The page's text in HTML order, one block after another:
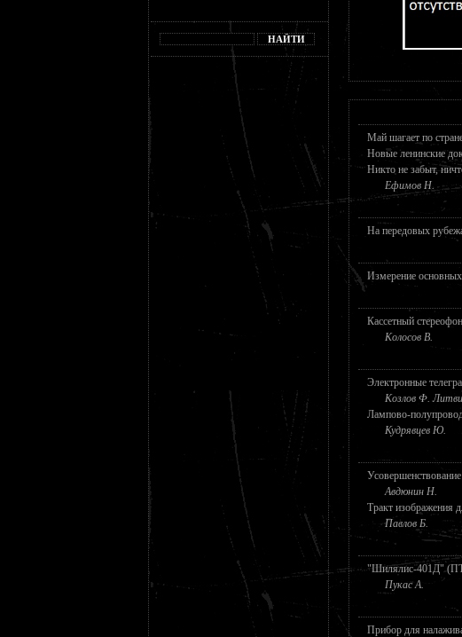
Май шагает по
Новые ленинские
Никто не забыт,
Ефимов Н.
На передовых
Измерение
Кассетный
Колосов В.
Электронные
Козлов Ф.
Лампово-
Кудрявцев Ю.
Авдюнин Н.
Тракт изображения
Павлов Б.
"Шилялис-401Д"
Пукас А.
Прибор для